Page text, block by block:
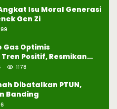
Isu Moral Generasi
Gen Zi
Optimis
Positif, Resmikan
ke-57 di Batam
1178
Dibatalkan PTUN,
Banding